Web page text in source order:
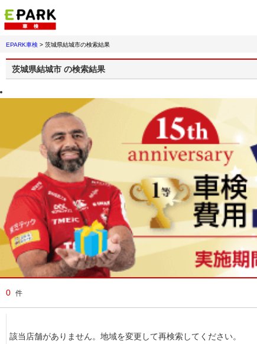
EPARK車検 > 茨城県結城市の検索結果
茨城県結城市 の検索結果
0 件
該当店舗がありません。地域を変更して再検索してください。